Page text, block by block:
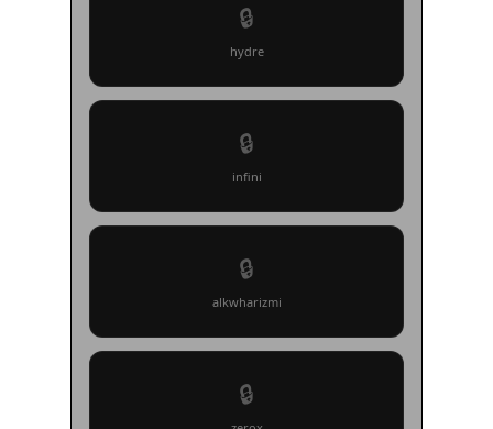
🔒
hydre
🔒
infini
🔒
alkwharizmi
🔒